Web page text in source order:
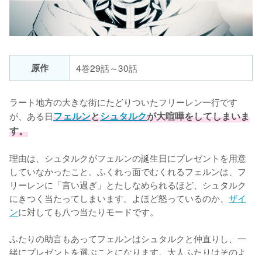
原作 4巻29話～30話
ラート地方の大きな街にたどりついたフリーレン一行です
が、ある日フェルンとシュタルクが大喧嘩をしてしまいま
す。
理由は、シュタルクがフェルンの誕生日にプレゼントを用意
していなかったこと。ふくれっ面でむくれるフェルンは、フ
リーレンに「言い過ぎ」とたしなめられるほど、シュタルク
にきつく当たってしまいます。よほど怒っているのか、 ザイ
ンに対しても八つ当たりモードです。
ふたりの助言もあってフェルンはシュタルクと仲直りし、一
緒にプレゼントを選ぶことになります。大人ふたりはそのよ